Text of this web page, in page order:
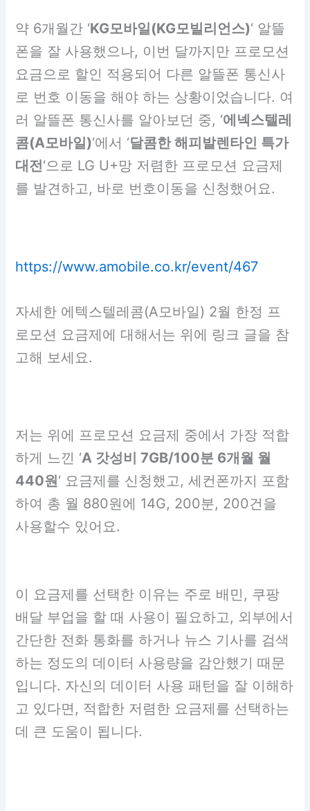
약 6개월간 ‘KG모바일(KG모빌리언스)‘ 알뜰
폰을 잘 사용했으나, 이번 달까지만 프로모션
요금으로 할인 적용되어 다른 알뜰폰 통신사
로 번호 이동을 해야 하는 상황이었습니다. 여
러 알뜰폰 통신사를 알아보던 중, ‘에넥스텔레
콤(A모바일)‘에서 ‘달콤한 해피발렌타인 특가
대전‘으로 LG U+망 저렴한 프로모션 요금제
를 발견하고, 바로 번호이동을 신청했어요.
https://www.amobile.co.kr/event/467
자세한 에텍스텔레콤(A모바일) 2월 한정 프
로모션 요금제에 대해서는 위에 링크 글을 참
고해 보세요.
저는 위에 프로모션 요금제 중에서 가장 적합
하게 느낀 ‘A 갓성비 7GB/100분 6개월 월
440원‘ 요금제를 신청했고, 세컨폰까지 포함
하여 총 월 880원에 14G, 200분, 200건을
사용할수 있어요.
이 요금제를 선택한 이유는 주로 배민, 쿠팡
배달 부업을 할 때 사용이 필요하고, 외부에서
간단한 전화 통화를 하거나 뉴스 기사를 검색
하는 정도의 데이터 사용량을 감안했기 때문
입니다. 자신의 데이터 사용 패턴을 잘 이해하
고 있다면, 적합한 저렴한 요금제를 선택하는
데 큰 도움이 됩니다.